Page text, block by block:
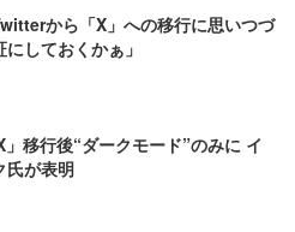
から「X」への移行に思いつづ
しておくかぁ」
移行後“ダークモード”のみに イ
氏が表明